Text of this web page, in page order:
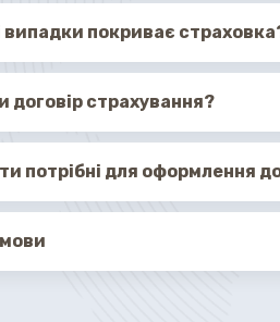
випадки покриває
договір страхування?
потрібні для оформлення